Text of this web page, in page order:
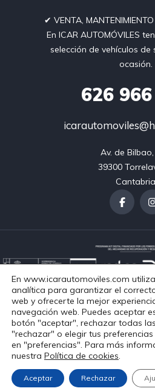
✔︎ VENTA,
En ICAR AUTOMÓVILES
selección de vehículos
ocasión.
626
Av. de
39300
Cantabria
Aviso LegalPolítica de
Copyright © 2024. Todos los
En www.icarautomoviles.com
analítica para garantizar el
web y ofrecerte la mejor
navegación web. Puedes aceptar
botón "aceptar", rechazar todas
"rechazar" o elegir tus
en "preferencias". Para más
nuestra Política de cookies.
Aceptar Rechazar